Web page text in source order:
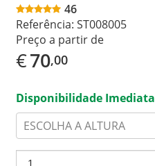
46
Referência: ST008005
Preço a partir de
€70,00
Disponibilidade Imediata
ESCOLHA A ALTURA